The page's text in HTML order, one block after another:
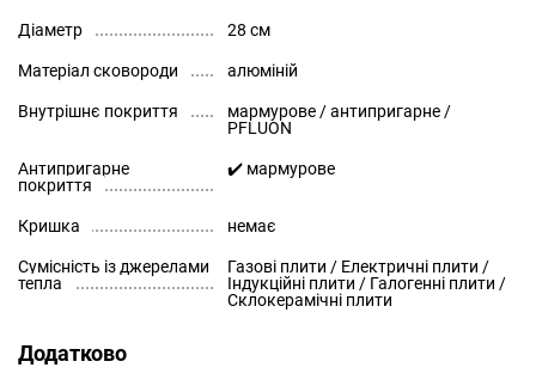
Діаметр 28 см
Матеріал сковороди алюміній
Внутрішнє покриття
мармурове / антипригарне /
PFLUON
Антипригарне
покриття
✔️ мармурове
Кришка немає
Сумісність із джерелами
тепла
Газові плити / Електричні плити /
Індукційні плити / Галогенні плити /
Склокерамічні плити
Додатково